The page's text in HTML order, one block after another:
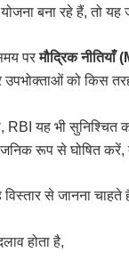
बना रहे हैं, तो यह
परमौद्रिक
को किस
RBI यह भी सुनिश्चित
रूप से घोषित
से जानना चाहते
होता है,